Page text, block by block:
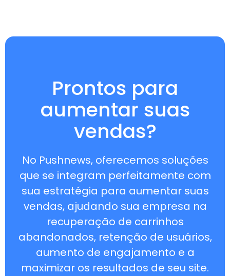
Prontos para
aumentar suas
vendas?
No Pushnews, oferecemos soluções
que se integram perfeitamente com
sua estratégia para aumentar suas
vendas, ajudando sua empresa na
recuperação de carrinhos
abandonados, retenção de usuários,
aumento de engajamento e a
maximizar os resultados de seu site.